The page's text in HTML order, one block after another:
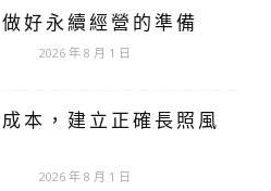
好永續經營的準備
2026 年 8 月 1 日
本，建立正確長照風
2026 年 8 月 1 日